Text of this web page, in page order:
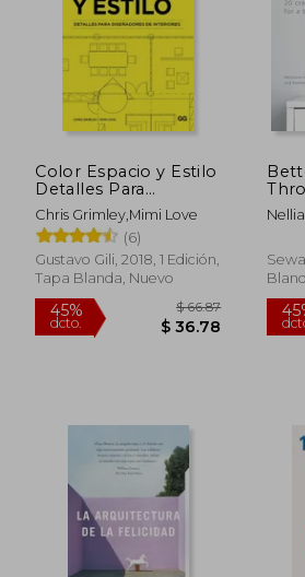
45%
dcto.
$ 40.68
Color Espacio y Estilo
Detalles Para
Diseñadores de
Interiores
Chris Grimley,Mimi Love
(6)
Gustavo Gili, 2018, 1 Edición,
Tapa Blanda, Nuevo